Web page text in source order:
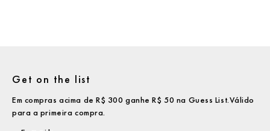
Get on the list
Em compras acima de R$ 300 ganhe R$ 50 na Guess List.Válido
para a primeira compra.